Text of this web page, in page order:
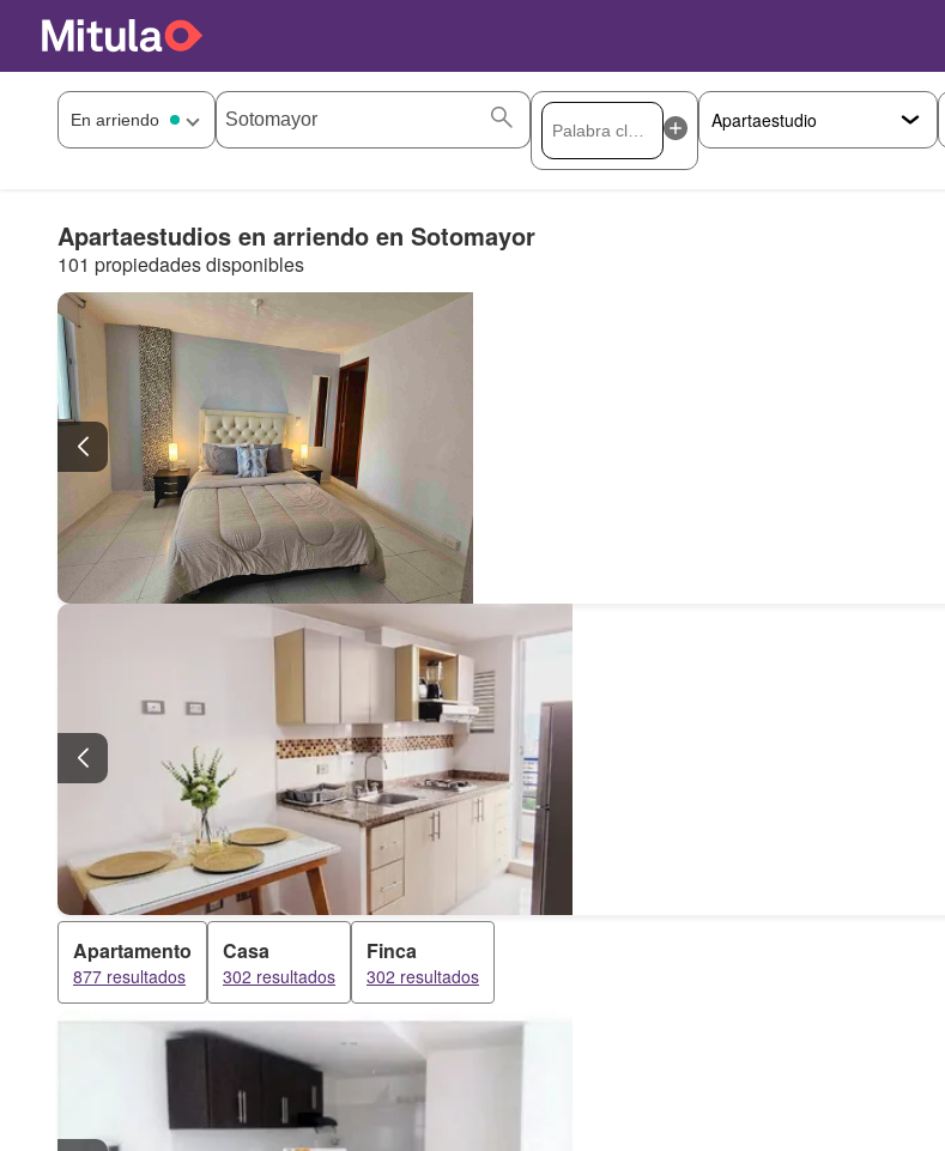
Apartaestudios en arriendo en Sotomayor
101 propiedades disponibles
Apartamento
877 resultados
Casa
302 resultados
Finca
302 resultados